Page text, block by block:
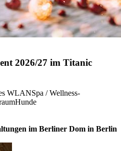
2026/27 im Titanic
WLANSpa / Wellness-
Hunde
im Berliner Dom in Berlin